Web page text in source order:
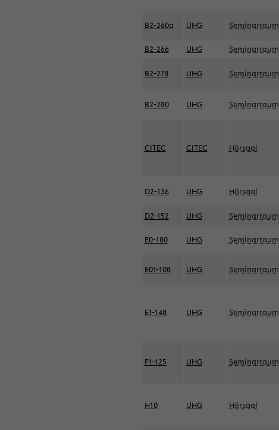
B2-260a UHG Seminarraum
B2-266 UHG Seminarraum
B2-278 UHG Seminarraum
B2-280 UHG Seminarraum
CITEC CITEC Hörsaal
D2-136 UHG Hörsaal
D2-152 UHG Seminarraum
E0-180 UHG Seminarraum
E01-108 UHG Seminarraum
E1-148 UHG Seminarraum
F1-125 UHG Seminarraum
H10 UHG Hörsaal